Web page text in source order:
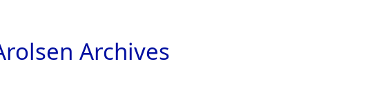
Archives